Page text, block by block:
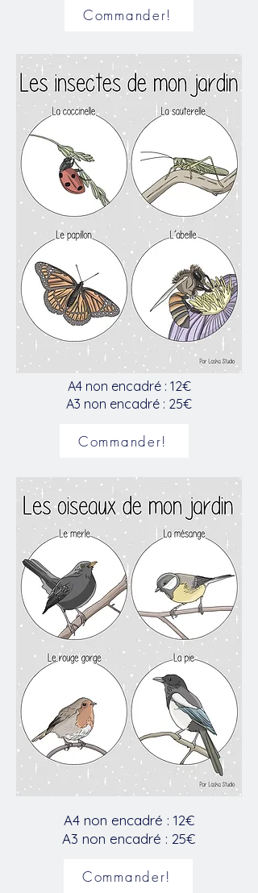
Commander!
Commander!
A4 non encadré : 12€
A3 non encadré : 25€
Commander!
A4 non encadré : 12€
A3 non encadré : 25€